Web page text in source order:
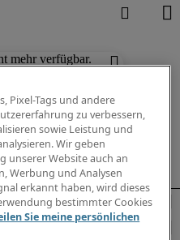
mehr verfügbar.
Pixel-Tags und andere
zu verbessern,
sowie Leistung und
Wir geben
unserer Website auch an
Werbung und Analysen
erkannt haben, wird dieses
bestimmter Cookies
Sie meine persönlichen